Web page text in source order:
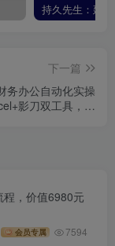
下一篇
务办公自动化实操
影刀双工具，数
程，价值6980元
会员专属 7594